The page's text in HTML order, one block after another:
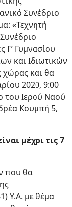
Συνέδριο
«Τεχνητή
Γ’ Γυμνασίου
και Ιδιωτικών
χώρας και θα
2020, 9:00
του Ιερού Ναού
Κουμπή 5,
μέχρι τις 7
που θα
Υ.Α. με θέμα